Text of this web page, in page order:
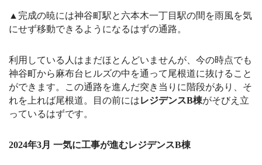
▲完成の暁には神谷町駅と六本木一丁目駅の間を雨風を気
にせず移動できるようになるはずの通路。
利用している人はまだほとんどいませんが、今の時点でも
神谷町から麻布台ヒルズの中を通って尾根道に抜けること
ができます。この通路を進んだ突き当りに階段があり、そ
れを上れば尾根道。目の前にはレジデンスB棟がそびえ立
っているはずです。
2024年3月 一気に工事が進むレジデンスB棟